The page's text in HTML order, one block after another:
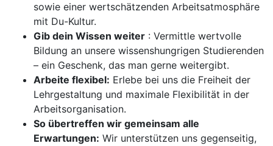
sowie einer wertschätzenden Arbeitsatmosphäre
mit Du-Kultur.
Gib dein Wissen weiter : Vermittle wertvolle
Bildung an unsere wissenshungrigen Studierenden
– ein Geschenk, das man gerne weitergibt.
Arbeite flexibel: Erlebe bei uns die Freiheit der
Lehrgestaltung und maximale Flexibilität in der
Arbeitsorganisation.
So übertreffen wir gemeinsam alle
Erwartungen: Wir unterstützen uns gegenseitig,